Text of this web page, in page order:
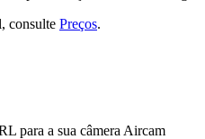
consulte Preços.
para a sua câmera Aircam